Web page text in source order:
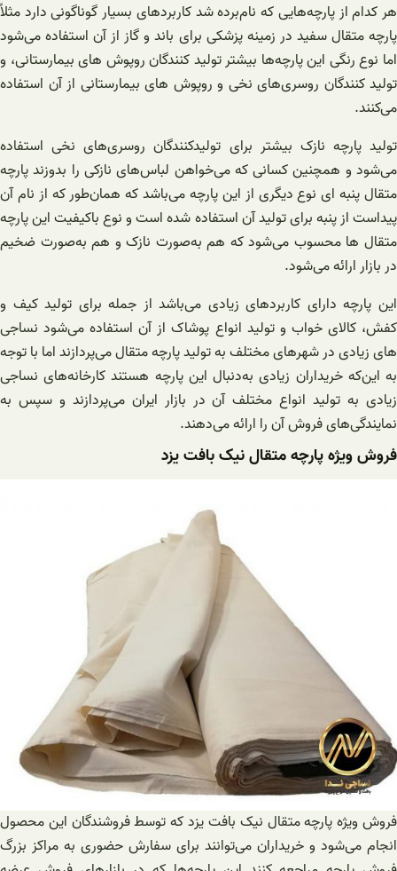
هر کدام از پارچه‌هایی که نام‌برده شد کاربردهای بسیار گوناگونی دارد مثلاً
پارچه متقال سفید در زمینه پزشکی برای باند و گاز از آن استفاده می‌شود
اما نوع رنگی این پارچه‌ها بیشتر تولید کنندگان روپوش های بیمارستانی، و
تولید کنندگان روسری‌های نخی و روپوش های بیمارستانی از آن استفاده
می‌کنند.
تولید پارچه نازک بیشتر برای تولیدکنندگان روسری‌های نخی استفاده
می‌شود و همچنین کسانی که می‌خواهن لباس‌های نازکی را بدوزند پارچه
متقال پنبه‌ ای نوع دیگری از این پارچه می‌باشد که همان‌طور که از نام آن
پیداست از پنبه برای تولید آن استفاده شده‌ است و نوع باکیفیت این پارچه
متقال ها محسوب می‌شود که هم به‌صورت نازک و هم به‌صورت ضخیم
در بازار ارائه می‌شود.
این پارچه دارای کاربردهای زیادی می‌باشد از جمله برای تولید کیف و
کفش، کالای خواب و تولید انواع پوشاک از آن استفاده می‌شود نساجی
های زیادی در شهرهای مختلف به تولید پارچه متقال می‌پردازند اما با توجه
به این‌که خریداران زیادی به‌دنبال این پارچه هستند کارخانه‌های نساجی
زیادی به تولید انواع مختلف آن در بازار ایران می‌پردازند و سپس به
نمایندگی‌های فروش آن را ارائه می‌دهند.
فروش ویژه پارچه متقال نیک بافت یزد
فروش ویژه پارچه متقال نیک بافت یزد که توسط فروشندگان این محصول
انجام می‌شود و خریداران می‌توانند برای سفارش حضوری به مراکز بزرگ